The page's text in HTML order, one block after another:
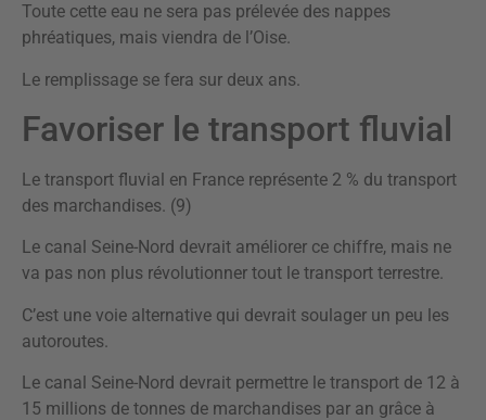
Toute cette eau ne sera pas prélevée des nappes
phréatiques, mais viendra de l’Oise.
Le remplissage se fera sur deux ans.
Favoriser le transport fluvial
Le transport fluvial en France représente 2 % du transport
des marchandises. (9)
Le canal Seine-Nord devrait améliorer ce chiffre, mais ne
va pas non plus révolutionner tout le transport terrestre.
C’est une voie alternative qui devrait soulager un peu les
autoroutes.
Le canal Seine-Nord devrait permettre le transport de 12 à
15 millions de tonnes de marchandises par an grâce à